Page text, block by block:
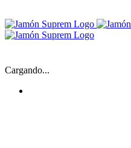
Cargando...